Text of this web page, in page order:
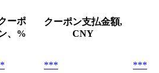
ーポ
、%
クーポン支払金額,
CNY
***
***